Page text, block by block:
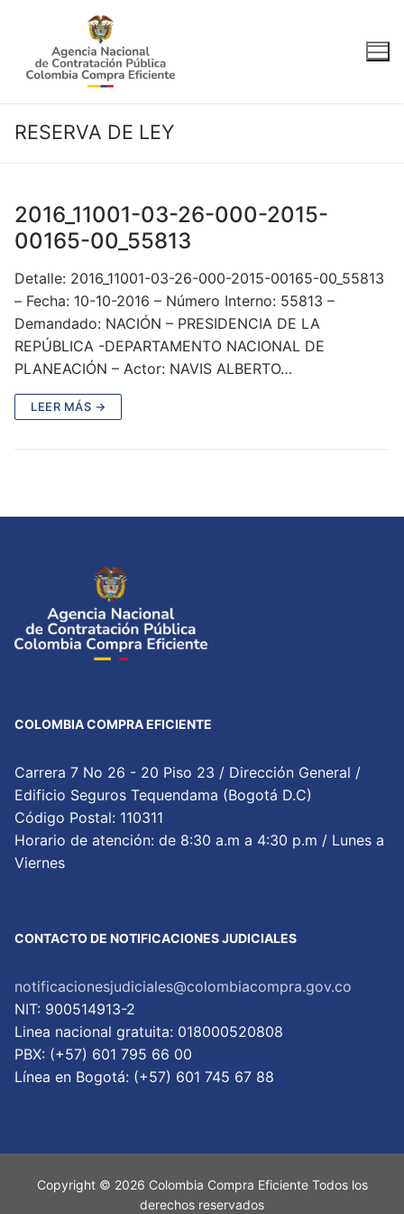
contenido
RESERVA DE LEY
2016_11001-03-26-000-2015-
00165-00_55813
Detalle: 2016_11001-03-26-000-2015-00165-00_55813
– Fecha: 10-10-2016 – Número Interno: 55813 –
Demandado: NACIÓN – PRESIDENCIA DE LA
REPÚBLICA -DEPARTAMENTO NACIONAL DE
PLANEACIÓN – Actor: NAVIS ALBERTO…
LEER MÁS →
COLOMBIA COMPRA EFICIENTE
Carrera 7 No 26 - 20 Piso 23 / Dirección General /
Edificio Seguros Tequendama (Bogotá D.C)
Código Postal: 110311
Horario de atención: de 8:30 a.m a 4:30 p.m / Lunes a
Viernes
CONTACTO DE NOTIFICACIONES JUDICIALES
notificacionesjudiciales@colombiacompra.gov.co
NIT: 900514913-2
Linea nacional gratuita: 018000520808
PBX: (+57) 601 795 66 00
Lí­nea en Bogotá: (+57) 601 745 67 88
Copyright © 2026 Colombia Compra Eficiente Todos los
derechos reservados